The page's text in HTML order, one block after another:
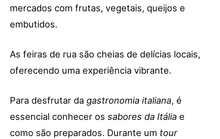
mercados com frutas, vegetais, queijos e
embutidos.
As feiras de rua são cheias de delícias locais,
oferecendo uma experiência vibrante.
Para desfrutar da gastronomia italiana, é
essencial conhecer os sabores da Itália e
como são preparados. Durante um tour